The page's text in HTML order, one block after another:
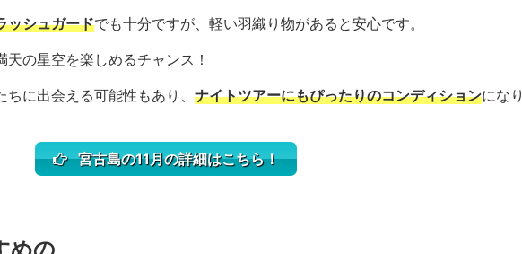
ッシュガードでも十分ですが、軽い羽織り物があると安心です。
の星空を楽しめるチャンス！
に出会える可能性もあり、 ナイトツアーにもぴったりのコンディションになり
宮古島の11月の詳細はこちら！
めの